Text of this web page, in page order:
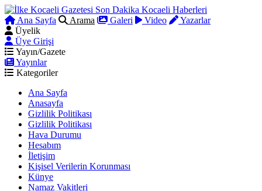
Ana Sayfa Arama Galeri Video
Yazarlar
Üyelik
Üye Girişi
Yayın/Gazete
Yayınlar
Kategoriler
Ana Sayfa
Anasayfa
Gizlilik Politikası
Gizlilik Politikası
Hava Durumu
Hesabım
İletişim
Kişisel Verilerin Korunması
Künye
Namaz Vakitleri